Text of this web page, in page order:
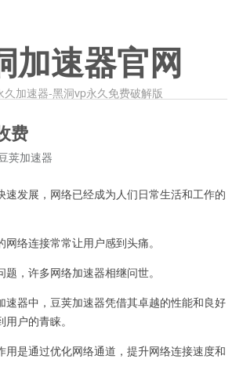
加速器官网
久加速器-黑洞vp永久免费破解版
费
荚加速器
发展，网络已经成为人们日常生活和工作的
络连接常常让用户感到头痛。
，许多网络加速器相继问世。
器中，豆荚加速器凭借其卓越的性能和良好
户的青睐。
是通过优化网络通道，提升网络连接速度和